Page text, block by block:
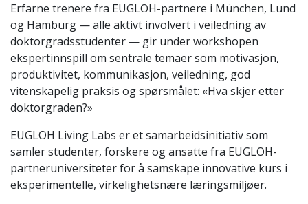
Erfarne trenere fra EUGLOH-partnere i München, Lund
og Hamburg — alle aktivt involvert i veiledning av
doktorgradsstudenter — gir under workshopen
ekspertinnspill om sentrale temaer som motivasjon,
produktivitet, kommunikasjon, veiledning, god
vitenskapelig praksis og spørsmålet: «Hva skjer etter
doktorgraden?»
EUGLOH Living Labs er et samarbeidsinitiativ som
samler studenter, forskere og ansatte fra EUGLOH-
partneruniversiteter for å samskape innovative kurs i
eksperimentelle, virkelighetsnære læringsmiljøer.